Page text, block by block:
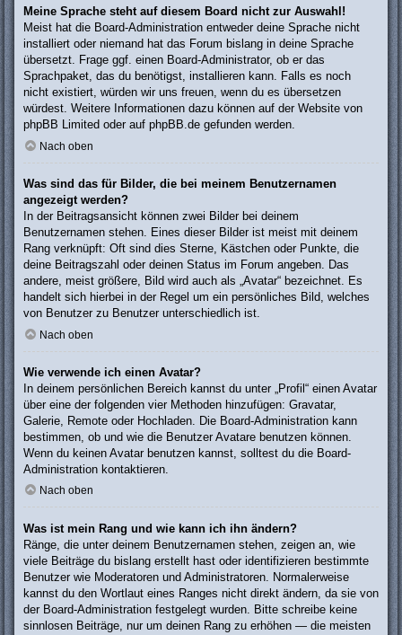
Meine Sprache steht auf diesem Board nicht zur Auswahl!
Meist hat die Board-Administration entweder deine Sprache nicht
installiert oder niemand hat das Forum bislang in deine Sprache
übersetzt. Frage ggf. einen Board-Administrator, ob er das
Sprachpaket, das du benötigst, installieren kann. Falls es noch
nicht existiert, würden wir uns freuen, wenn du es übersetzen
würdest. Weitere Informationen dazu können auf der Website von
phpBB Limited oder auf phpBB.de gefunden werden.
Nach oben
Was sind das für Bilder, die bei meinem Benutzernamen
angezeigt werden?
In der Beitragsansicht können zwei Bilder bei deinem
Benutzernamen stehen. Eines dieser Bilder ist meist mit deinem
Rang verknüpft: Oft sind dies Sterne, Kästchen oder Punkte, die
deine Beitragszahl oder deinen Status im Forum angeben. Das
andere, meist größere, Bild wird auch als „Avatar“ bezeichnet. Es
handelt sich hierbei in der Regel um ein persönliches Bild, welches
von Benutzer zu Benutzer unterschiedlich ist.
Nach oben
Wie verwende ich einen Avatar?
In deinem persönlichen Bereich kannst du unter „Profil“ einen Avatar
über eine der folgenden vier Methoden hinzufügen: Gravatar,
Galerie, Remote oder Hochladen. Die Board-Administration kann
bestimmen, ob und wie die Benutzer Avatare benutzen können.
Wenn du keinen Avatar benutzen kannst, solltest du die Board-
Administration kontaktieren.
Nach oben
Was ist mein Rang und wie kann ich ihn ändern?
Ränge, die unter deinem Benutzernamen stehen, zeigen an, wie
viele Beiträge du bislang erstellt hast oder identifizieren bestimmte
Benutzer wie Moderatoren und Administratoren. Normalerweise
kannst du den Wortlaut eines Ranges nicht direkt ändern, da sie von
der Board-Administration festgelegt wurden. Bitte schreibe keine
sinnlosen Beiträge, nur um deinen Rang zu erhöhen — die meisten